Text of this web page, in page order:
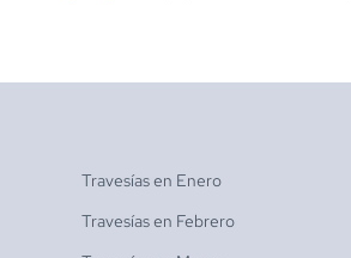
Travesías en Enero
Travesías en Febrero